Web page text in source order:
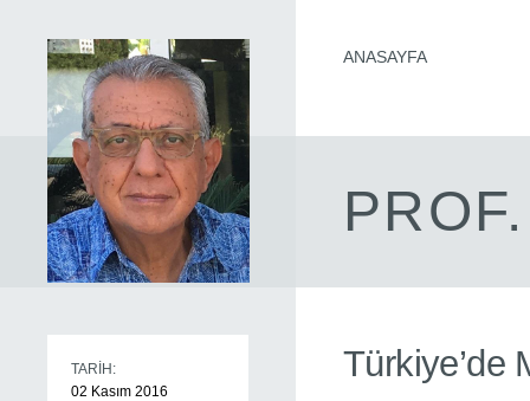
ANASAYFA
TARİH:
02 Kasım 2016
Türkiye’de